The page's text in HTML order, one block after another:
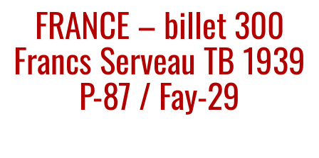
FRANCE – billet 300
Francs Serveau TB 1939
P-87 / Fay-29